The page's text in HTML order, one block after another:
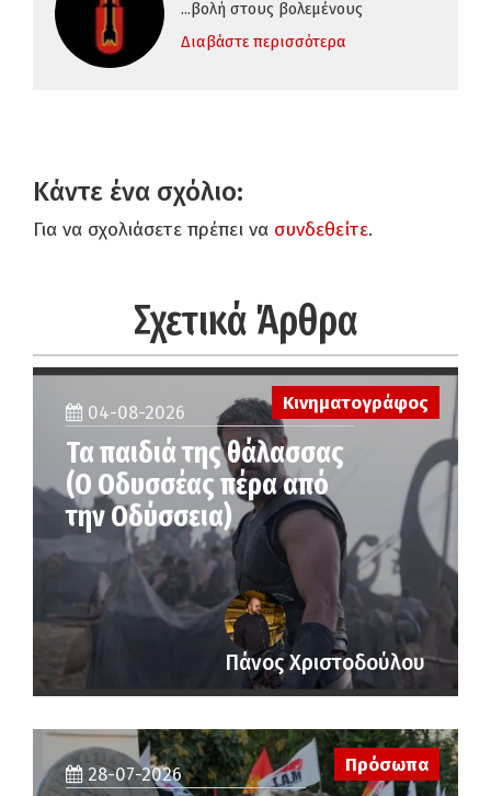
...βολή στους βολεμένους
Διαβάστε περισσότερα
Κάντε ένα σχόλιο:
Για να σχολιάσετε πρέπει να συνδεθείτε.
Σχετικά Άρθρα
Κινηματογράφος
04-08-2026
Τα παιδιά της θάλασσας
(Ο Οδυσσέας πέρα από
την Οδύσσεια)
Πάνος Χριστοδούλου
28-07-2026
Πρόσωπα